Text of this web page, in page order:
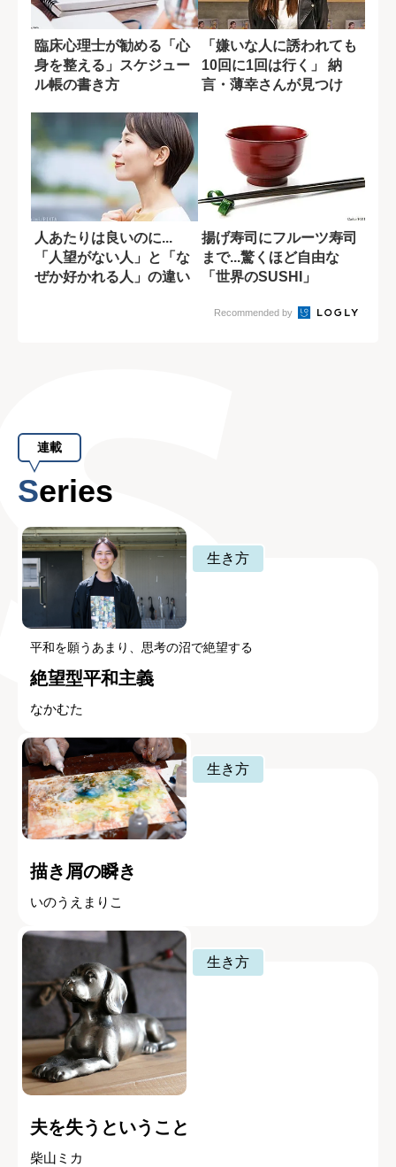
臨床心理士が勧める「心
身を整える」スケジュー
ル帳の書き方
「嫌いな人に誘われても
10回に1回は行く」 納
言・薄幸さんが見つけ
人あたりは良いのに...
「人望がない人」と「な
ぜか好かれる人」の違い
揚げ寿司にフルーツ寿司
まで...驚くほど自由な
「世界のSUSHI」
Recommended by
連載
Series
生き方
平和を願うあまり、思考の沼で絶望する
絶望型平和主義
なかむた
生き方
描き屑の瞬き
いのうえまりこ
生き方
夫を失うということ
柴山ミカ